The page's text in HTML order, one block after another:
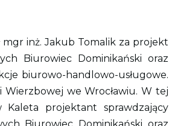
mgr inż. Jakub Tomalik za projekt
Biurowiec Dominikański oraz
biurowo-handlowo-usługowe.
Wierzbowej we Wrocławiu. W tej
Kaleta projektant sprawdzający